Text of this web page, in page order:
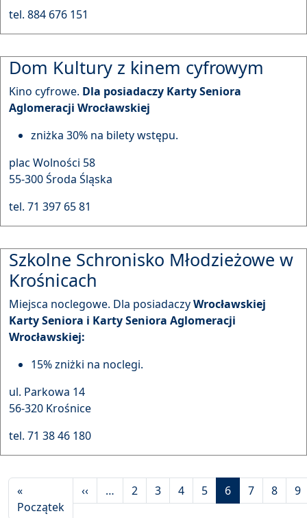
tel. 884 676 151
Dom Kultury z kinem cyfrowym
Kino cyfrowe. Dla posiadaczy Karty Seniora
Aglomeracji Wrocławskiej
zniżka 30% na bilety wstępu.
plac Wolności 58
55-300 Środa Śląska
tel. 71 397 65 81
Szkolne Schronisko Młodzieżowe w
Krośnicach
Miejsca noclegowe. Dla posiadaczyWrocławskiej
Karty Seniora i Karty Seniora Aglomeracji
Wrocławskiej:
15% zniżki na noclegi.
ul. Parkowa 14
56-320 Krośnice
tel. 71 38 46 180
Stronicowanie
«
Początek Pierwsza strona
‹‹Poprzednia strona
… 2 3 4 5 6 7 8 9